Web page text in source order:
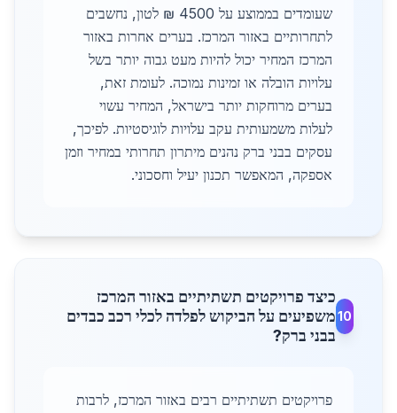
שעומדים בממוצע על 4500 ₪ לטון, נחשבים
לתחרותיים באזור המרכז. בערים אחרות באזור
המרכז המחיר יכול להיות מעט גבוה יותר בשל
עלויות הובלה או זמינות נמוכה. לעומת זאת,
בערים מרוחקות יותר בישראל, המחיר עשוי
לעלות משמעותית עקב עלויות לוגיסטיות. לפיכך,
עסקים בבני ברק נהנים מיתרון תחרותי במחיר וזמן
אספקה, המאפשר תכנון יעיל וחסכוני.
10
כיצד פרויקטים תשתיתיים באזור המרכז
משפיעים על הביקוש לפלדה לכלי רכב כבדים
בבני ברק?
פרויקטים תשתיתיים רבים באזור המרכז, לרבות